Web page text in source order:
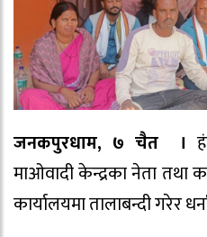
जनकपुरधाम, ७ चैत ।
माओवादी केन्द्रका नेता तथा
कार्यालयमा तालाबन्दी गरेर